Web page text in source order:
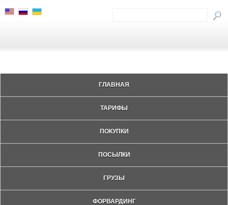
ГЛАВНАЯ
ТАРИФЫ
ПОКУПКИ
ПОСЫЛКИ
ГРУЗЫ
ФОРВАРДИНГ